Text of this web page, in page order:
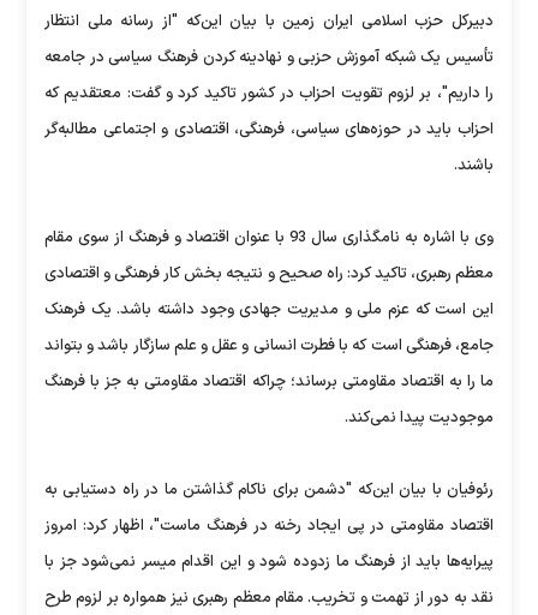
دبیرکل حزب اسلامی ایران زمین با بیان این‌که "از رسانه ملی انتظار
تأسیس یک شبکه آموزش حزبی و نهادینه کردن فرهنگ سیاسی در جامعه
را داریم"، بر لزوم تقویت احزاب در کشور تاکید کرد و گفت: معتقدیم که
احزاب باید در حوزه‌های سیاسی، فرهنگی، اقتصادی و اجتماعی مطالبه‌گر
باشند.
وی با اشاره به نامگذاری سال 93 با عنوان اقتصاد و فرهنگ از سوی مقام
معظم رهبری، تاکید کرد: راه صحیح و نتیجه بخش کار فرهنگی و اقتصادی
این است که عزم ملی و مدیریت جهادی وجود داشته باشد. یک فرهنک
جامع، فرهنگی است که با فطرت انسانی و عقل و علم سازگار باشد و بتواند
ما را به اقتصاد مقاومتی برساند؛ چراکه اقتصاد مقاومتی به جز با فرهنگ
موجودیت پیدا نمی‌کند.
رئوفیان با بیان این‌که "دشمن برای ناکام گذاشتن ما در راه دستیابی به
اقتصاد مقاومتی در پی ایجاد رخنه در فرهنگ ماست"، اظهار کرد: امروز
پیرایه‌ها باید از فرهنگ ما زدوده شود و این اقدام میسر نمی‌شود جز با
نقد به دور از تهمت و تخریب. مقام معظم رهبری نیز همواره بر لزوم طرح